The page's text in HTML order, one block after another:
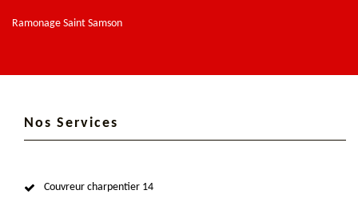
Ramonage Saint Samson
Nos Services
Couvreur charpentier 14